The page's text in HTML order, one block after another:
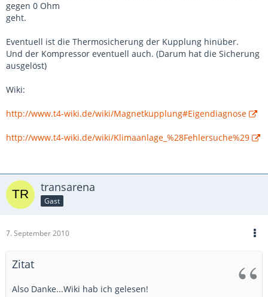
gegen 0 Ohm
geht.
Eventuell ist die Thermosicherung der Kupplung hinüber.
Und der Kompressor eventuell auch. (Darum hat die Sicherung
ausgelöst)
Wiki:
http://www.t4-wiki.de/wiki/Magnetkupplung#Eigendiagnose
http://www.t4-wiki.de/wiki/Klimaanlage_%28Fehlersuche%29
transarena
Gast
7. September 2010
Zitat
Also Danke...Wiki hab ich gelesen!